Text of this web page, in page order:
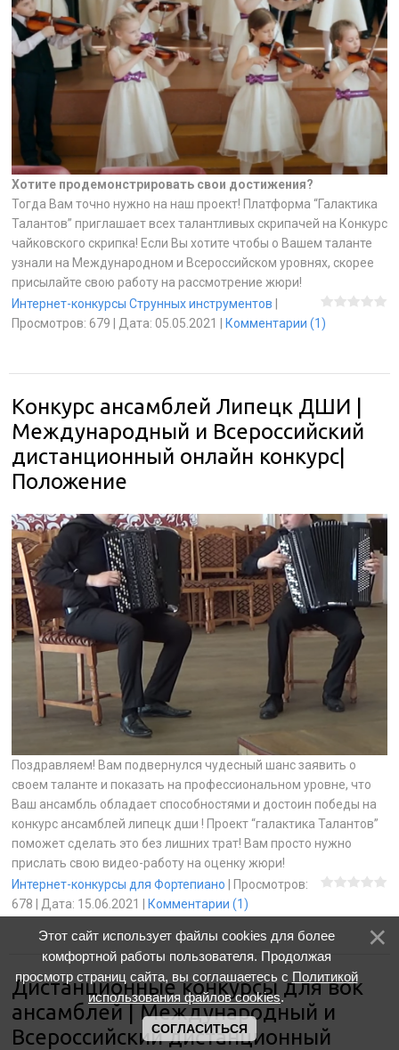
Хотите продемонстрировать свои достижения?
Тогда Вам точно нужно на наш проект! Платформа “Галактика
Талантов” приглашает всех талантливых скрипачей на Конкурс
чайковского скрипка! Если Вы хотите чтобы о Вашем таланте
узнали на Международном и Всероссийском уровнях, скорее
присылайте свою работу на рассмотрение жюри!
Интернет-конкурсы Струнных инструментов
Просмотров: 679 Дата: 05.05.2021 Комментарии (1)
Конкурс ансамблей Липецк ДШИ |
Международный и Всероссийский
дистанционный онлайн конкурс|
Положение
Поздравляем! Вам подвернулся чудесный шанс заявить о
своем таланте и показать на профессиональном уровне, что
Ваш ансамбль обладает способностями и достоин победы на
конкурс ансамблей липецк дши ! Проект “галактика Талантов”
поможет сделать это без лишних трат! Вам просто нужно
прислать свою видео-работу на оценку жюри!
Интернет-конкурсы для Фортепиано
Просмотров:
678
Дата: 15.06.2021 Комментарии (1)
Дистанционные конкурсы для вок
ансамблей | Международный и
Всероссийский дистанционный
Этот сайт использует файлы cookies для более
комфортной работы пользователя. Продолжая
просмотр страниц сайта, вы соглашаетесь с Политикой
использования файлов cookies.
СОГЛАСИТЬСЯ